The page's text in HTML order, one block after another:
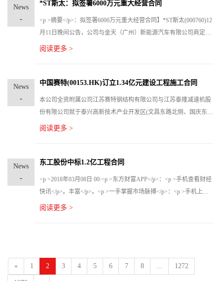
了SpaceX的星际飞船，其抗议内容主要是NASA未按照承诺执行3选
News
-
*ST斯太：拟签署6000万元重大经营合同
<p >摘要</p>：拟签署6000万元重大经营合同】*ST斯太(000760)12
月11日晚间公告，公司与金天（广州）新能源汽车有限公司商定拟
签订《技术许可意向协议三款非道路柴油发动机EM12，M14UI及
阅读更多 >
News
-
中国赛特(00153.HK)订立1.34亿元建设工程施工合同
本公司全资附属公司江苏赛特钢结构有限公司与江苏泰隆减速机股
份有限公司就于泰兴高新技术产业开发区(文昌东路北侧、国庆东路
南侧)建设传动机械科技产业园工程项目订立建设工程施工合同。江
亿元。包括建设及工程作业成本以及建设传动机械科技产业园项目
阅读更多 >
News
-
东工股份中标1.2亿工程合同
<p >2018年03月08日 00:<p >东方财富APP</p>：<p >手机查看财经
快讯</p>。丰富</p>。<p >一手掌握市场脉搏</p>：<p >手机上阅
读文章</p>：<p >分享到您的</p>东工股份中标1.2亿工程合同<p
阅读更多 >
« 1 2 3 4 5 6 7 8 ... 1272